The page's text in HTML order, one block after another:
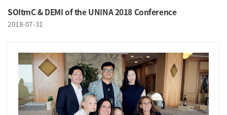
SOItmC & DEMI of the UNINA 2018 Conference
2018-07-31